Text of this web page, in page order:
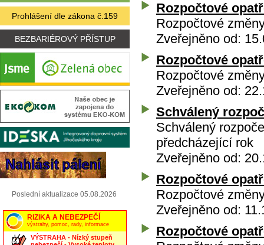
Rozpočtové
Rozpočtové
Zveřejněno od:
Rozpočtové
Rozpočtové
Zveřejněno od:
Schválený
Schválený
předcházející rok
Zveřejněno od:
Rozpočtové
Rozpočtové
Zveřejněno od:
Rozpočtové
Prohlášení dle zákona č.159
BEZBARIÉROVÝ PŘÍSTUP
Poslední aktualizace 05.08.2026